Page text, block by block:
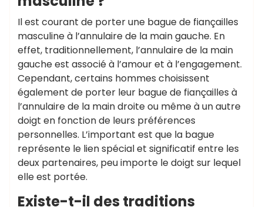
Il est courant de porter une bague de fiançailles
masculine à l’annulaire de la main gauche. En
effet, traditionnellement, l’annulaire de la main
gauche est associé à l’amour et à l’engagement.
Cependant, certains hommes choisissent
également de porter leur bague de fiançailles à
l’annulaire de la main droite ou même à un autre
doigt en fonction de leurs préférences
personnelles. L’important est que la bague
représente le lien spécial et significatif entre les
deux partenaires, peu importe le doigt sur lequel
elle est portée.
Existe-t-il des traditions